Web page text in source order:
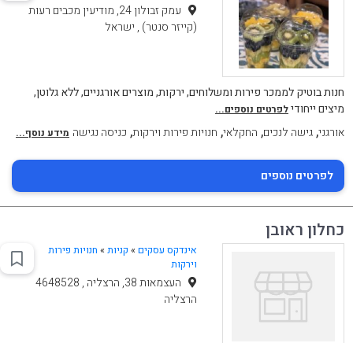
עמק זבולון 24, מודיעין מכבים רעות
(קייזר סנטר) , ישראל
חנות בוטיק לממכר פירות ומשלוחים, ירקות, מוצרים אורגניים, ללא גלוטן,
מיצים ייחודילפרטים נוספים...
אורגני,גישה לנכים, החקלאי, חנויות פירות וירקות, כניסה נגישה מידע נוסף...
לפרטים נוספים
כחלון ראובן
אינדקס עסקים » קניות» חנויות פירות
וירקות
העצמאות 38, הרצליה , 4648528
הרצליה